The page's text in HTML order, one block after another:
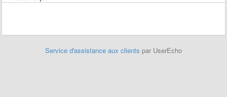
Service d'assistance aux clients par UserEcho